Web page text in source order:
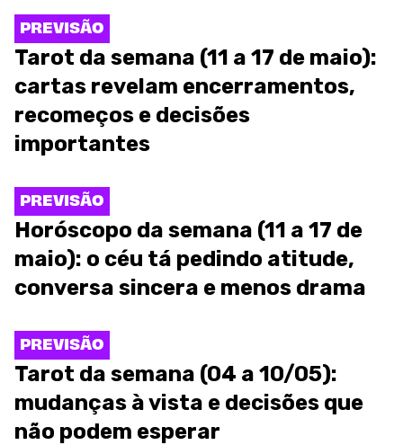
PREVISÃO
Tarot da semana (11 a 17 de maio):
cartas revelam encerramentos,
recomeços e decisões
importantes
PREVISÃO
Horóscopo da semana (11 a 17 de
maio): o céu tá pedindo atitude,
conversa sincera e menos drama
PREVISÃO
Tarot da semana (04 a 10/05):
mudanças à vista e decisões que
não podem esperar